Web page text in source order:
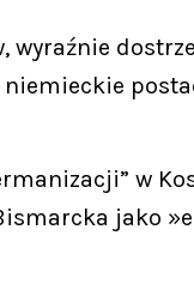
niemieckie
w
jako